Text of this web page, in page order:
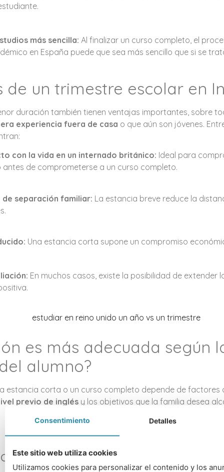
más sencilla: Al finalizar un curso completo, el
en España puede que sea más sencillo que si se
de un trimestre escolar en
duración también tienen ventajas importantes, sobre
experiencia fuera de casa o que aún son jóvenes.
con la vida en un internado británico: Ideal para
de comprometerse a un curso completo.
separación familiar: La estancia breve reduce la
Una estancia corta supone un compromiso
En muchos casos, existe la posibilidad de extender
es más adecuada según
alumno?
estancia corta o un curso completo depende de factores
previo de inglésy los objetivos que la familia desea
más jóvenes
Consentimiento Detalles
Este sitio web utiliza cookies
Utilizamos cookies para personalizar el contenido y los